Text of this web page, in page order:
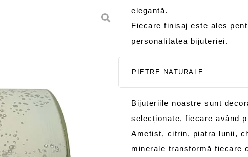
elegantă.
Fiecare finisaj este ales
personalitatea bijuteriei.
PIETRE NATURALE
Bijuteriile noastre sunt
selecționate, fiecare având
Ametist, citrin, piatra lunii,
minerale transformă fiecare